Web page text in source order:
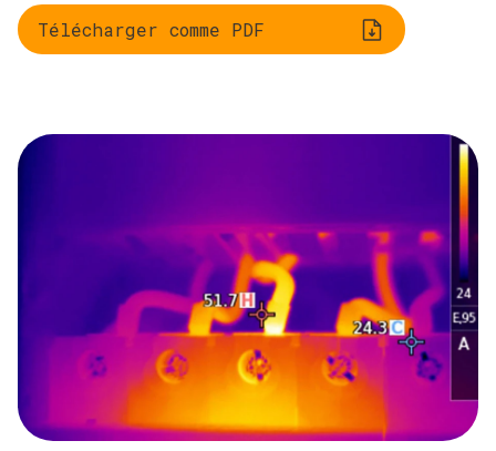
Télécharger comme PDF